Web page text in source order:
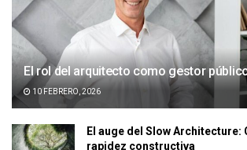
El rol del arquitecto como gestor
10 FEBRERO, 2026
El auge del Slow Architecture:
rapidez constructiva